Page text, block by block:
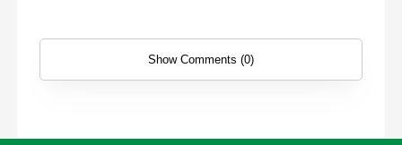
Show Comments (0)